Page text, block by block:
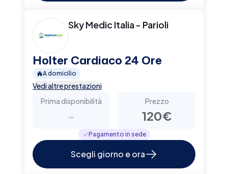
Sky Medic Italia - Parioli
Holter Cardiaco 24 Ore
A domicilio
Vedi altre prestazioni
Prima disponibilità
-
Prezzo
120€
Pagamento in sede
Scegli giorno e ora